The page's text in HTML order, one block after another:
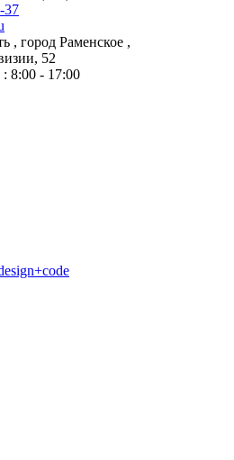
37
, город Раменское ,
52
8:00 - 17:00
+code